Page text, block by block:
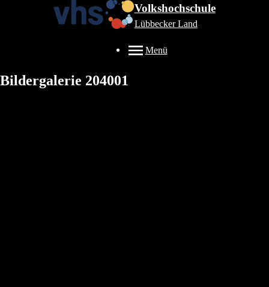
Volkshochschule
Lübbecker Land
Menü
Bildergalerie 204001